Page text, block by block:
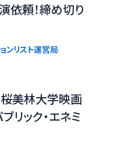
依頼！締め切り
ンリスト運営局
桜美林大学映画
リック・エネミ